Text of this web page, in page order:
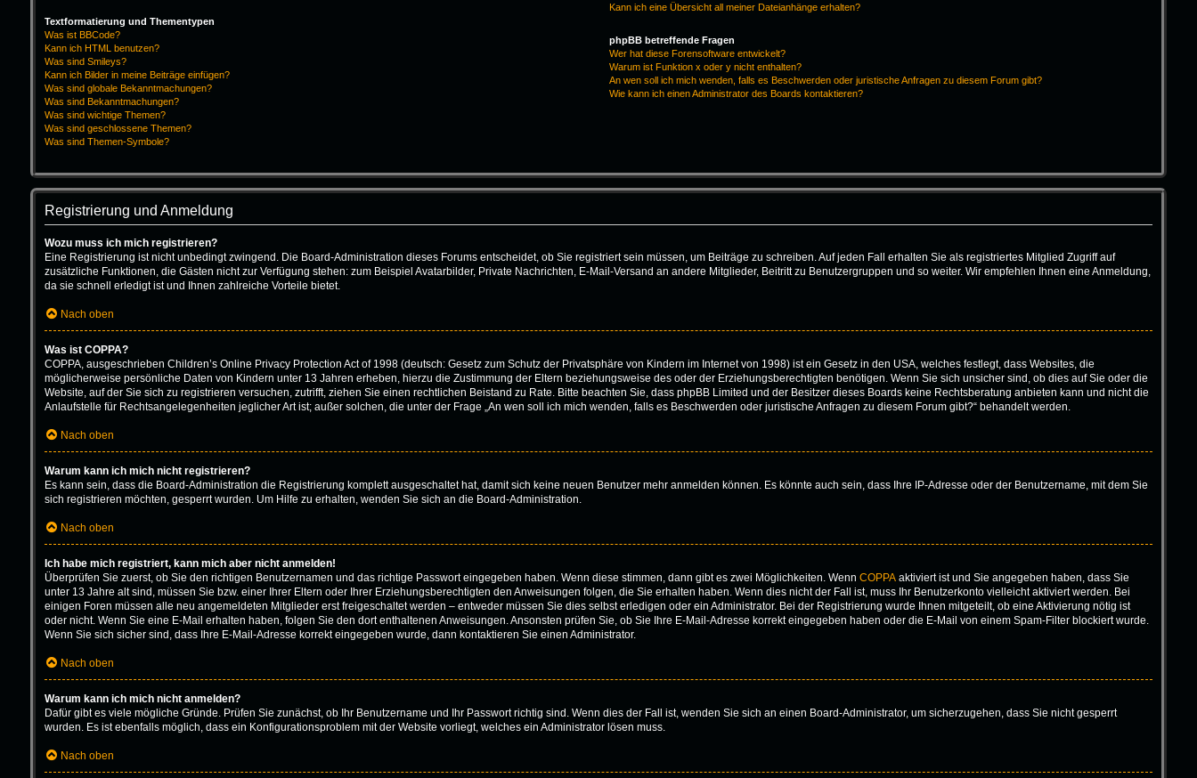
Textformatierung und Thementypen
Was ist BBCode?
Kann ich HTML benutzen?
Was sind Smileys?
Kann ich Bilder in meine Beiträge einfügen?
Was sind globale Bekanntmachungen?
Was sind Bekanntmachungen?
Was sind wichtige Themen?
Was sind geschlossene Themen?
Was sind Themen-Symbole?
Kann ich eine Übersicht all meiner Dateianhänge erhalten?
phpBB betreffende Fragen
Wer hat diese Forensoftware entwickelt?
Warum ist Funktion x oder y nicht enthalten?
An wen soll ich mich wenden, falls es Beschwerden oder juristische Anfragen zu diesem Forum gibt?
Wie kann ich einen Administrator des Boards kontaktieren?
Registrierung und Anmeldung
Wozu muss ich mich registrieren?
Eine Registrierung ist nicht unbedingt zwingend. Die Board-Administration dieses Forums entscheidet, ob Sie registriert sein müssen, um Beiträge zu schreiben. Auf jeden Fall erhalten Sie als registriertes Mitglied Zugriff auf
zusätzliche Funktionen, die Gästen nicht zur Verfügung stehen: zum Beispiel Avatarbilder, Private Nachrichten, E-Mail-Versand an andere Mitglieder, Beitritt zu Benutzergruppen und so weiter. Wir empfehlen Ihnen eine Anmeldung,
da sie schnell erledigt ist und Ihnen zahlreiche Vorteile bietet.
Nach oben
Was ist COPPA?
COPPA, ausgeschrieben Children’s Online Privacy Protection Act of 1998 (deutsch: Gesetz zum Schutz der Privatsphäre von Kindern im Internet von 1998) ist ein Gesetz in den USA, welches festlegt, dass Websites, die
möglicherweise persönliche Daten von Kindern unter 13 Jahren erheben, hierzu die Zustimmung der Eltern beziehungsweise des oder der Erziehungsberechtigten benötigen. Wenn Sie sich unsicher sind, ob dies auf Sie oder die
Website, auf der Sie sich zu registrieren versuchen, zutrifft, ziehen Sie einen rechtlichen Beistand zu Rate. Bitte beachten Sie, dass phpBB Limited und der Besitzer dieses Boards keine Rechtsberatung anbieten kann und nicht die
Anlaufstelle für Rechtsangelegenheiten jeglicher Art ist; außer solchen, die unter der Frage „An wen soll ich mich wenden, falls es Beschwerden oder juristische Anfragen zu diesem Forum gibt?“ behandelt werden.
Nach oben
Warum kann ich mich nicht registrieren?
Es kann sein, dass die Board-Administration die Registrierung komplett ausgeschaltet hat, damit sich keine neuen Benutzer mehr anmelden können. Es könnte auch sein, dass Ihre IP-Adresse oder der Benutzername, mit dem Sie
sich registrieren möchten, gesperrt wurden. Um Hilfe zu erhalten, wenden Sie sich an die Board-Administration.
Nach oben
Ich habe mich registriert, kann mich aber nicht anmelden!
Überprüfen Sie zuerst, ob Sie den richtigen Benutzernamen und das richtige Passwort eingegeben haben. Wenn diese stimmen, dann gibt es zwei Möglichkeiten. Wenn COPPAaktiviert ist und Sie angegeben haben, dass Sie
unter 13 Jahre alt sind, müssen Sie bzw. einer Ihrer Eltern oder Ihrer Erziehungsberechtigten den Anweisungen folgen, die Sie erhalten haben. Wenn dies nicht der Fall ist, muss Ihr Benutzerkonto vielleicht aktiviert werden. Bei
einigen Foren müssen alle neu angemeldeten Mitglieder erst freigeschaltet werden – entweder müssen Sie dies selbst erledigen oder ein Administrator. Bei der Registrierung wurde Ihnen mitgeteilt, ob eine Aktivierung nötig ist
oder nicht. Wenn Sie eine E-Mail erhalten haben, folgen Sie den dort enthaltenen Anweisungen. Ansonsten prüfen Sie, ob Sie Ihre E-Mail-Adresse korrekt eingegeben haben oder die E-Mail von einem Spam-Filter blockiert wurde.
Wenn Sie sich sicher sind, dass Ihre E-Mail-Adresse korrekt eingegeben wurde, dann kontaktieren Sie einen Administrator.
Nach oben
Warum kann ich mich nicht anmelden?
Dafür gibt es viele mögliche Gründe. Prüfen Sie zunächst, ob Ihr Benutzername und Ihr Passwort richtig sind. Wenn dies der Fall ist, wenden Sie sich an einen Board-Administrator, um sicherzugehen, dass Sie nicht gesperrt
wurden. Es ist ebenfalls möglich, dass ein Konfigurationsproblem mit der Website vorliegt, welches ein Administrator lösen muss.
Nach oben